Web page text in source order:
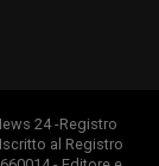
24 -Registro
al Registro